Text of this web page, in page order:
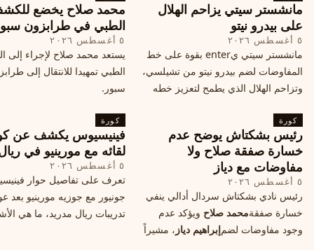
القادمة في هذا الحدث العالمي
مانشستر سيتي يزاحم الهلال
على بيدرو نيتو
٥ أغسطس ٢٠٢٦
مانشستر سيتي يenter بقوة على خط
المفاوضات لضم بيدرو نيتو من تشيلسي،
وتزاحم الهلال الذي يطمح لتعزيز خطه
محمد صلاح يخضع
الطبي في طرابزون
٥ أغسطس ٢٠٢٦
يستعد محمد صلاح لإجراء إلى
الطبي تمهيدا للانتقال إلى
سبور.
كورة
رئيس بشكتاش يوضح عدم
خسارة صفقة صلاح ولا
مفاوضات مع دياز
٥ أغسطس ٢٠٢٦
رئيس نادي بشكتاش سردال أدالي ينفي
خسارة صفقةمحمد صلاح ويؤكد عدم
وجود مفاوضات لضمإبراهيم دياز ، مشيراً
كورة
فينيسيوس يكشف عن
لقائه مع مورينيو في
٥ أغسطس ٢٠٢٦
تعرف على تفاصيل حوار
جونيور مع جوزيه مورينيو بعد
تدريبات ريال مدريد، ما هي